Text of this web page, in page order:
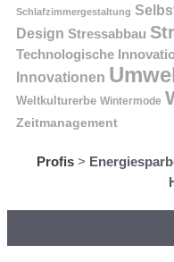
Schlafzimmergestaltung
Design Stressabbau
Technologische
Innovationen
Weltkulturerbe Wintermode
Zeitmanagement
Profis>